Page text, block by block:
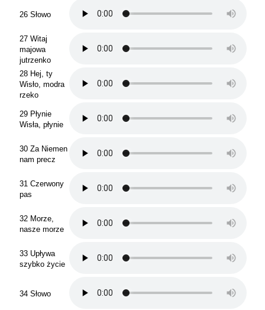
26 Słowo
27 Witaj
majowa
jutrzenko
28 Hej, ty
Wisło, modra
rzeko
29 Płynie
Wisła, płynie
30 Za Niemen
nam precz
31 Czerwony
pas
32 Morze,
nasze morze
33 Upływa
szybko życie
34 Słowo